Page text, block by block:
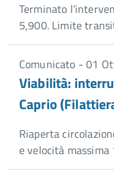
Terminato
5,900. Limite
Comunicato - 01
Viabilità:
Caprio
Riaperta
e velocità